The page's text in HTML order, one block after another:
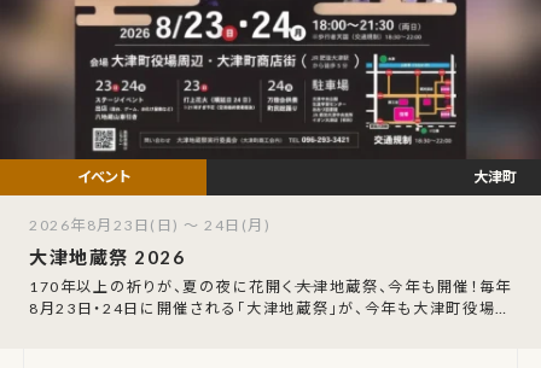
大津地蔵祭 2026
170年以上の祈りが、夏の夜に花開く――大津地蔵祭、今年も開催！毎年
8月23日・24日に開催される「大津地蔵祭」が、今年も大津町役場周
大津町
2026年8月23日(日) ～ 24日(月)